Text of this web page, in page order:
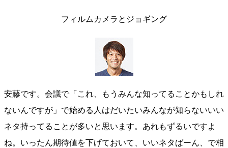
フィルムカメラとジョギング
安藤です。会議で「これ、もうみんな知ってることかもしれ
ないんですが」で始める人はだいたいみんなが知らないいい
ネタ持ってることが多いと思います。あれもずるいですよ
ね。いったん期待値を下げておいて、いいネタばーん、で相